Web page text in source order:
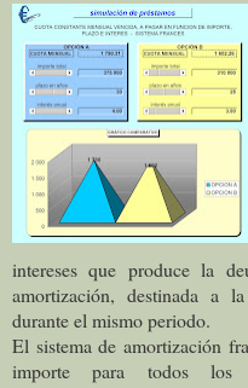
intereses que produce la
amortización, destinada a
durante el mismo periodo.
El sistema de amortización
importe para todos los